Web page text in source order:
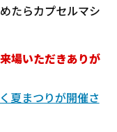
たらカプセルマシ
場いただきありが
夏まつりが開催さ